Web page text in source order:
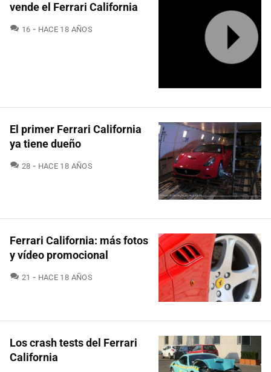
vende el Ferrari California
16 COMENTARIOS
HACE 18 AÑOS
El primer Ferrari California
ya tiene dueño
28 COMENTARIOS
HACE 18 AÑOS
Ferrari California: más fotos
y vídeo promocional
21 COMENTARIOS
HACE 18 AÑOS
Los crash tests del Ferrari
California